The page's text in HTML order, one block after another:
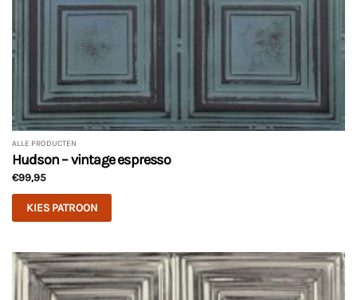
ALLE PRODUCTEN
Hudson – vintage espresso
€99,95
KIES PATROON